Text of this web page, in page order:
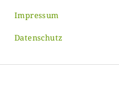
Impressum
Datenschutz